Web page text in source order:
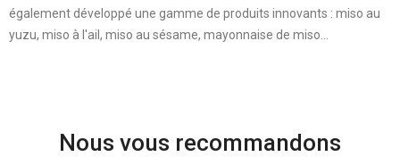
également développé une gamme de produits innovants : miso au
yuzu, miso à l'ail, miso au sésame, mayonnaise de miso...
Nous vous recommandons